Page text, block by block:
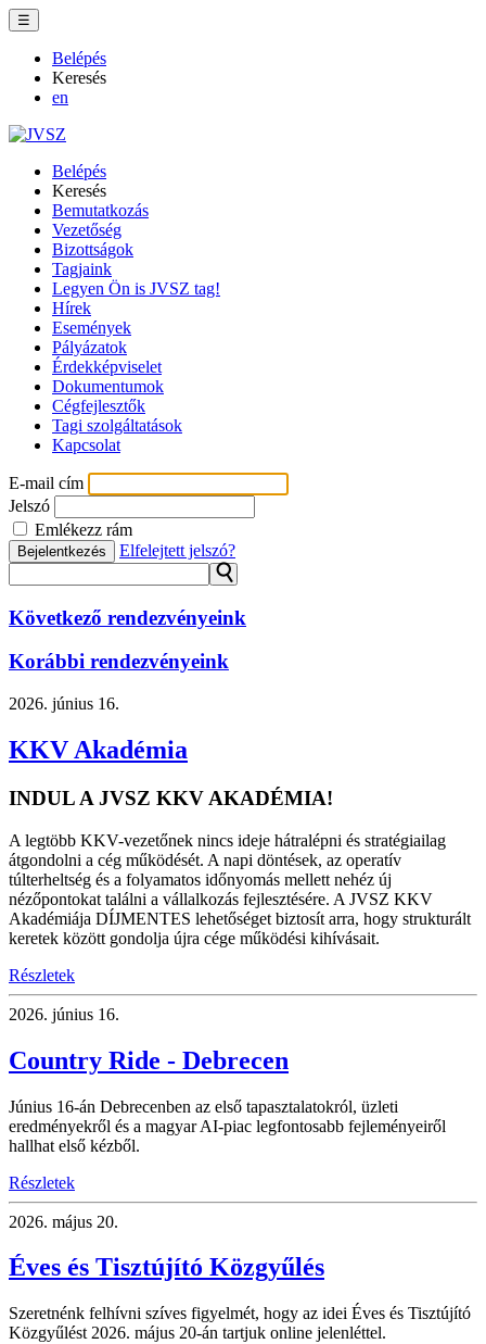
☰
Belépés
Keresés
en
Belépés
Keresés
Bemutatkozás
Vezetőség
Bizottságok
Tagjaink
Legyen Ön is JVSZ tag!
Hírek
Események
Pályázatok
Érdekképviselet
Dokumentumok
Cégfejlesztők
Tagi szolgáltatások
Kapcsolat
E-mail cím
Jelszó
Emlékezz rám
Bejelentkezés Elfelejtett jelszó?
⚲
Következő rendezvényeink
Korábbi rendezvényeink
2026. június 16.
KKV Akadémia
INDUL A JVSZ KKV AKADÉMIA!
A legtöbb KKV-vezetőnek nincs ideje hátralépni és stratégiailag
átgondolni a cég működését. A napi döntések, az operatív
túlterheltség és a folyamatos időnyomás mellett nehéz új
nézőpontokat találni a vállalkozás fejlesztésére. A JVSZ KKV
Akadémiája DÍJMENTES lehetőséget biztosít arra, hogy strukturált
keretek között gondolja újra cége működési kihívásait.
Részletek
2026. június 16.
Country Ride - Debrecen
Június 16-án Debrecenben az első tapasztalatokról, üzleti
eredményekről és a magyar AI-piac legfontosabb fejleményeiről
hallhat első kézből.
Részletek
2026. május 20.
Éves és Tisztújító Közgyűlés
Szeretnénk felhívni szíves figyelmét, hogy az idei Éves és Tisztújító
Közgyűlést 2026. május 20-án tartjuk online jelenléttel.